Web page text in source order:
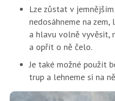
Lze zůstat v
nedosáhneme na
a hlavu volně vyvěsit,
a opřít o ně čelo.
Je také možné použít
trup a lehneme si na